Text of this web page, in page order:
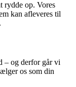
rydde op. Vores
kan afleveres til
– og derfor går vi
os som din